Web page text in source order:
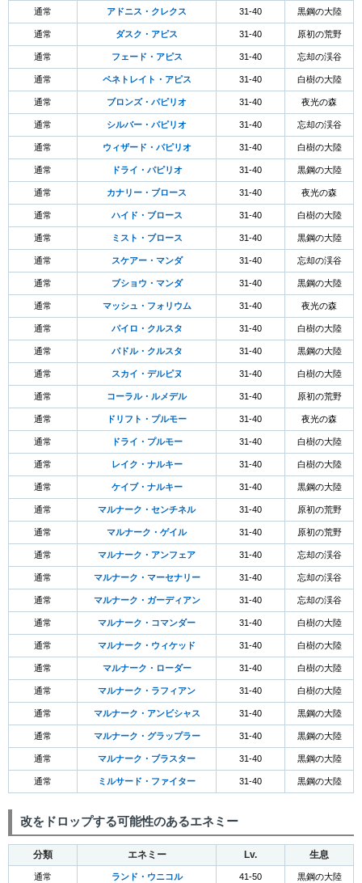
通常 アドニス・クレクス 31-40 黒鋼の大陸
通常 ダスク・アピス 31-40 原初の荒野
通常 フェード・アピス 31-40 忘却の渓谷
通常 ペネトレイト・アピス 31-40 白樹の大陸
通常 ブロンズ・パピリオ 31-40 夜光の森
通常 シルバー・パピリオ 31-40 忘却の渓谷
通常 ウィザード・パピリオ 31-40 白樹の大陸
通常 ドライ・パピリオ 31-40 黒鋼の大陸
通常 カナリー・ブロース 31-40 夜光の森
通常 ハイド・ブロース 31-40 白樹の大陸
通常 ミスト・ブロース 31-40 黒鋼の大陸
通常 スケアー・マンダ 31-40 忘却の渓谷
通常 ブショウ・マンダ 31-40 黒鋼の大陸
通常 マッシュ・フォリウム 31-40 夜光の森
通常 パイロ・クルスタ 31-40 白樹の大陸
通常 パドル・クルスタ 31-40 黒鋼の大陸
通常 スカイ・デルピヌ 31-40 白樹の大陸
通常 コーラル・ルメデル 31-40 原初の荒野
通常 ドリフト・プルモー 31-40 夜光の森
通常 ドライ・プルモー 31-40 白樹の大陸
通常 レイク・ナルキー 31-40 白樹の大陸
通常 ケイブ・ナルキー 31-40 黒鋼の大陸
通常 マルナーク・センチネル 31-40 原初の荒野
通常 マルナーク・ゲイル 31-40 原初の荒野
通常 マルナーク・アンフェア 31-40 忘却の渓谷
通常 マルナーク・マーセナリー 31-40 忘却の渓谷
通常 マルナーク・ガーディアン 31-40 忘却の渓谷
通常 マルナーク・コマンダー 31-40 白樹の大陸
通常 マルナーク・ウィケッド 31-40 白樹の大陸
通常 マルナーク・ローダー 31-40 白樹の大陸
通常 マルナーク・ラフィアン 31-40 白樹の大陸
通常 マルナーク・アンビシャス 31-40 黒鋼の大陸
通常 マルナーク・グラップラー 31-40 黒鋼の大陸
通常 マルナーク・ブラスター 31-40 黒鋼の大陸
通常 ミルサード・ファイター 31-40 黒鋼の大陸
改をドロップする可能性のあるエネミー
分類 エネミー Lv. 生息
通常 ランド・ウニコル 41-50 黒鋼の大陸